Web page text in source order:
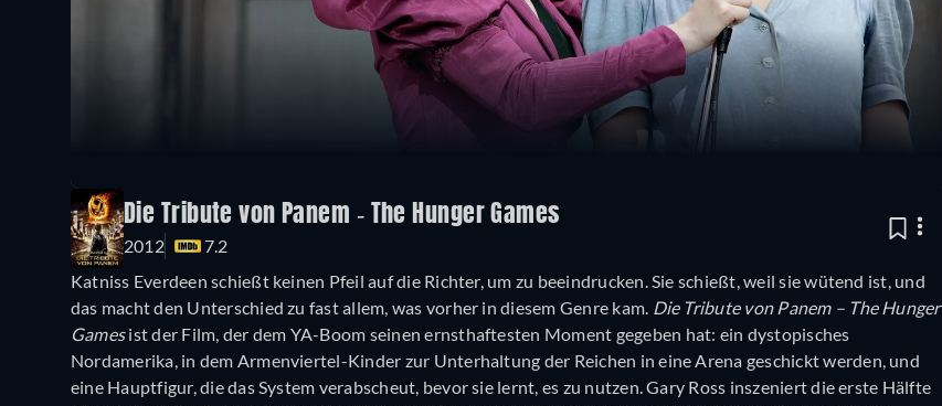
Die Tribute von Panem - The Hunger Games
2012
7.2
Katniss Everdeen schießt keinen Pfeil auf die Richter, um zu beeindrucken. Sie schießt, weil sie wütend ist, und
das macht den Unterschied zu fast allem, was vorher in diesem Genre kam. Die Tribute von Panem – The Hunger
Gamesist der Film, der dem YA-Boom seinen ernsthaftesten Moment gegeben hat: ein dystopisches
Nordamerika, in dem Armenviertel-Kinder zur Unterhaltung der Reichen in eine Arena geschickt werden, und
eine Hauptfigur, die das System verabscheut, bevor sie lernt, es zu nutzen. Gary Ross inszeniert die erste Hälfte